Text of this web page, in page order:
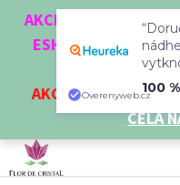
AKCE 3 + 1 ZDARMA.
ESHOPU A ČTVRTÝ
AKCENA VYBRANÉ
CELÁ
Zpět
Zpět
p
o
100 %
Overenyweb.cz